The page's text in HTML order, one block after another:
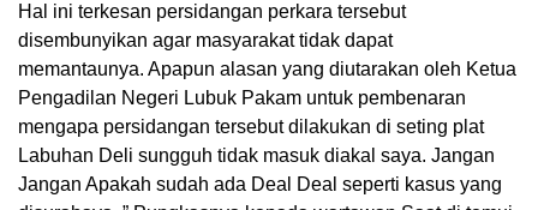
Hal ini terkesan persidangan perkara tersebut
disembunyikan agar masyarakat tidak dapat
memantaunya. Apapun alasan yang diutarakan oleh Ketua
Pengadilan Negeri Lubuk Pakam untuk pembenaran
mengapa persidangan tersebut dilakukan di seting plat
Labuhan Deli sungguh tidak masuk diakal saya. Jangan
Jangan Apakah sudah ada Deal Deal seperti kasus yang